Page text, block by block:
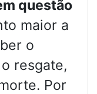
questão
maior a
o
resgate,
Por